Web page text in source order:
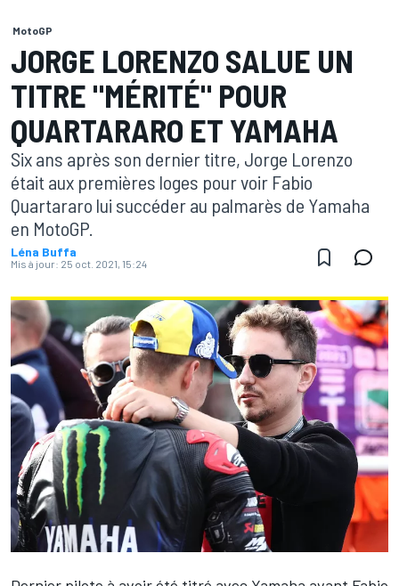
MotoGP
JORGE LORENZO SALUE UN
TITRE "MÉRITÉ" POUR
QUARTARARO ET YAMAHA
Six ans après son dernier titre, Jorge Lorenzo
était aux premières loges pour voir Fabio
Quartararo lui succéder au palmarès de Yamaha
en MotoGP.
Léna Buffa
Mis à jour: 25 oct. 2021, 15:24